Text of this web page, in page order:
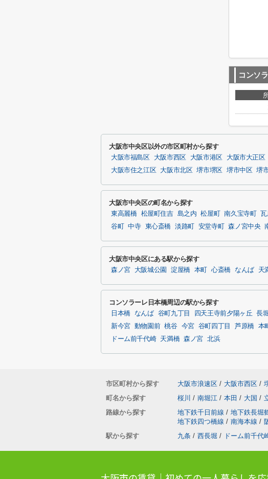
コンソ
大阪市中央区以外の市区町村から探す
大阪市福島区 大阪市西区 大阪市港区 大阪市大正区
大阪市住之江区
大阪市北区 堺市堺区 堺市中区 堺
大阪市中央区の町名から探す
東高麗橋 松屋町住吉 島之内 松屋町 南久宝寺町 瓦
谷町
中寺 東心斎橋 淡路町 安堂寺町 森ノ宮中央
大阪市中央区にある駅から探す
森ノ宮 大阪城公園 淀屋橋 本町 心斎橋 なんば 天
コンソラーレ日本橋周辺の駅から探す
日本橋 なんば 谷町九丁目 四天王寺前夕陽ヶ丘 長
新今宮 動物園前 桃谷 今宮 谷町四丁目 芦原橋 本町
ドーム前千代崎
天満橋 森ノ宮 北浜
市区町村から探す 大阪市浪速区 / 大阪市西区 /
町名から探す
桜川 / 南堀江 / 本田 / 大国 /
路線から探す
地下鉄千日前線 / 地下鉄長堀
地下鉄四つ橋線 / 南海本線 /
駅から探す
九条 / 西長堀 / ドーム前千代